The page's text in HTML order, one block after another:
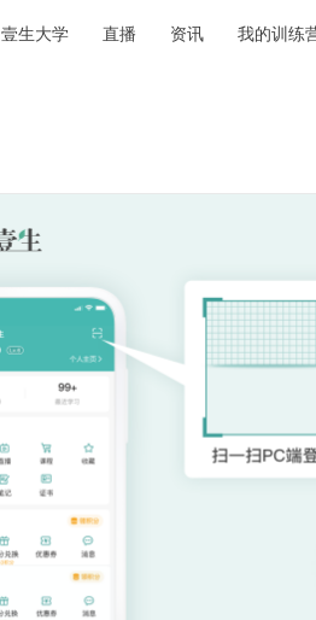
壹生大学 直播 资讯 我的训练